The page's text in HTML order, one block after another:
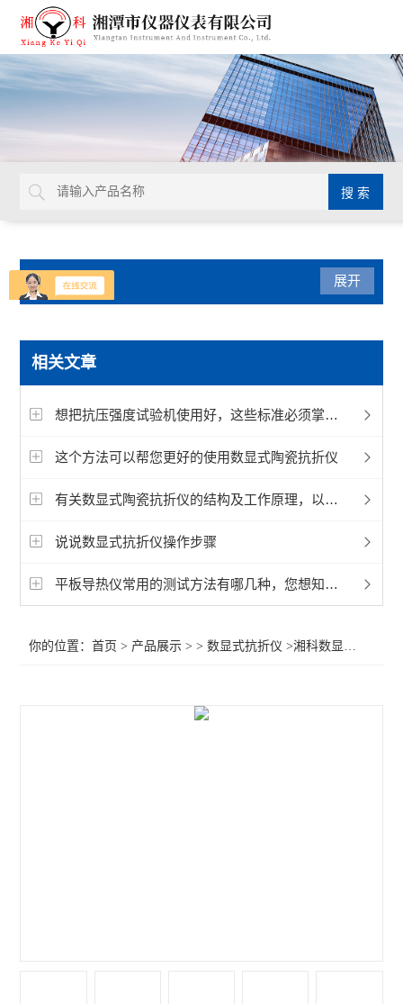
产品分类
抗折弯曲强度仪
抗压强度仪
查看全部 >>
展开
相关文章
想把抗压强度试验机使用好，这些标准必须掌握好！
这个方法可以帮您更好的使用数显式陶瓷抗折仪
有关数显式陶瓷抗折仪的结构及工作原理，以下有详细说明
说说数显式抗折仪操作步骤
平板导热仪常用的测试方法有哪几种，您想知道吗？
你的位置：首页 > 产品展示 > >数显式抗折仪 >湘科数显式陶瓷抗折强度试验机